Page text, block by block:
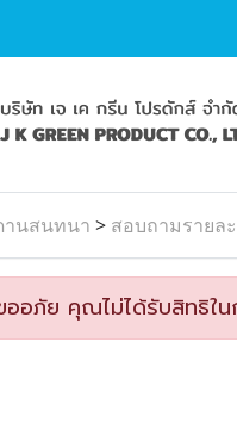
านสนทนา > สอบถามรายล
ออภัย คุณไม่ได้รับสิทธิใน